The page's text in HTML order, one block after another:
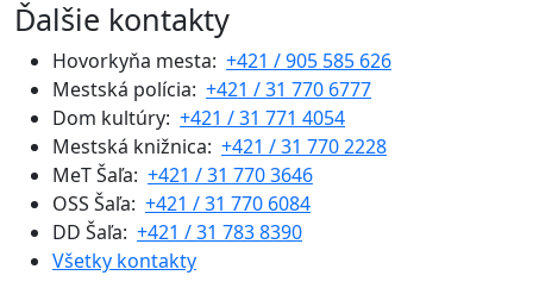
Ďalšie kontakty
Hovorkyňa mesta: +421 / 905 585 626
Mestská polícia: +421 / 31 770 6777
Dom kultúry: +421 / 31 771 4054
Mestská knižnica: +421 / 31 770 2228
MeT Šaľa: +421 / 31 770 3646
OSS Šaľa: +421 / 31 770 6084
DD Šaľa: +421 / 31 783 8390
Všetky kontakty